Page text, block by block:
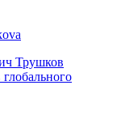
Трушков